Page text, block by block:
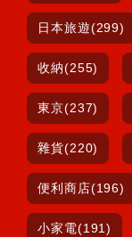
日本旅遊(299)
收納(255)
東京(237)
雜貨(220)
便利商店(196)
小家電(191)